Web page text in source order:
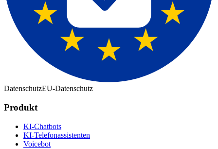
DatenschutzEU-Datenschutz
Produkt
KI-Chatbots
KI-Telefonassistenten
Voicebot